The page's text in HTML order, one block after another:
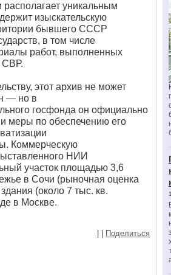
располагает уникальным
изыскательскую
бывшего СССР
в том числе
работ, выполненных
СВР.
этот архив не может
— но в
госфонда он официально
и меры по обеспечению его
Коммерческую
НИИ
участок площадью 3,6
в Сочи (рыночная оценка
(около 7 тыс. кв.
в Москве.
Поделиться